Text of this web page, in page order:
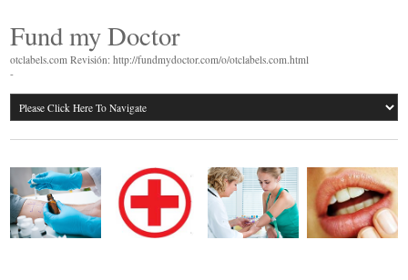
Fund my Doctor
otclabels.com Revisión: http://fundmydoctor.com/o/otclabels.com.html
-